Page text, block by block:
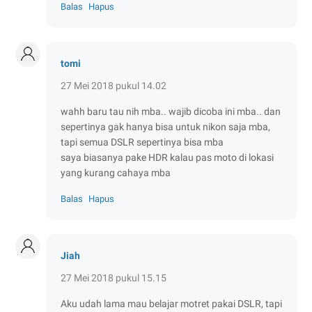
Balas Hapus
tomi
27 Mei 2018 pukul 14.02
wahh baru tau nih mba.. wajib dicoba ini mba.. dan
sepertinya gak hanya bisa untuk nikon saja mba,
tapi semua DSLR sepertinya bisa mba
saya biasanya pake HDR kalau pas moto di lokasi
yang kurang cahaya mba
Balas Hapus
Jiah
27 Mei 2018 pukul 15.15
Aku udah lama mau belajar motret pakai DSLR, tapi